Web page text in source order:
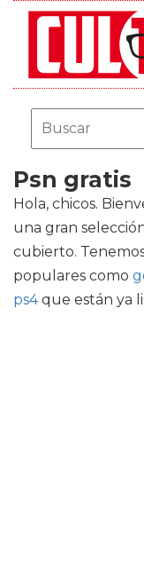
Psn gratis
Hola, chicos.
una gran
cubierto.
populares como
ps4que están ya